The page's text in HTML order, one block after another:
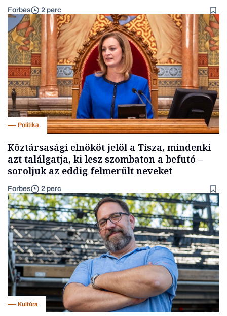
Forbes 2 perc
Politika
Köztársasági elnököt jelöl a Tisza, mindenki
azt találgatja, ki lesz szombaton a befutó –
soroljuk az eddig felmerült neveket
Forbes 2 perc
Kultúra